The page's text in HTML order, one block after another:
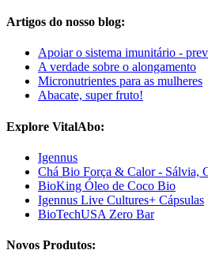
Artigos do nosso blog:
Apoiar o sistema imunitário -
A verdade sobre o alongamento
Micronutrientes para as mulheres
Abacate, super fruto!
Explore VitalAbo:
Igennus
Chá Bio Força & Calor - Sálvia,
BioKing Óleo de Coco Bio
Igennus Live Cultures+ Cápsulas
BioTechUSA Zero Bar
Novos Produtos: